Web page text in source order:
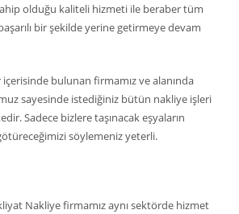
olduğu kaliteli hizmeti ile beraber tüm
bir şekilde yerine getirmeye devam
içerisinde bulunan firmamız ve alanında
sayesinde istediğiniz bütün nakliye işleri
Sadece bizlere taşınacak eşyaların
söylemeniz yeterli.
Nakliye firmamız aynı sektörde hizmet